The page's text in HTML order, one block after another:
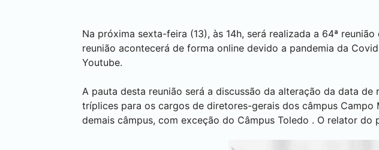
Na próxima sexta-feira (13), às 14h, será realizada a 64ª
reunião acontecerá de forma online devido a pandemia da
Youtube.
A pauta desta reunião será a discussão da alteração da data
tríplices para os cargos de diretores-gerais dos câmpus Campo
demais câmpus, com exceção do Câmpus Toledo . O relator do